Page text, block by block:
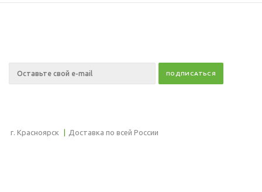
г. Красноярск Доставка по всей России